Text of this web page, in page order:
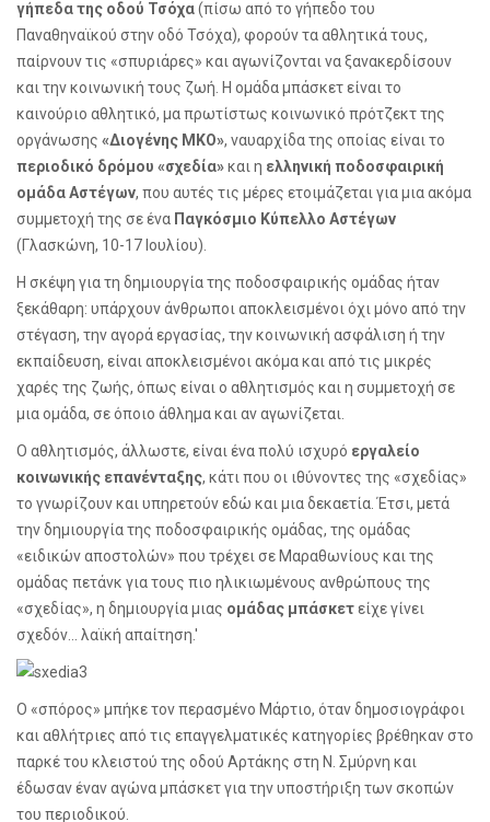
γήπεδα της οδού Τσόχα(πίσω από το γήπεδο του
Παναθηναϊκού στην οδό Τσόχα), φορούν τα αθλητικά τους,
παίρνουν τις «σπυριάρες» και αγωνίζονται να ξανακερδίσουν
και την κοινωνική τους ζωή. Η ομάδα μπάσκετ είναι το
καινούριο αθλητικό, μα πρωτίστως κοινωνικό πρότζεκτ της
οργάνωσης «Διογένης ΜΚΟ», ναυαρχίδα της οποίας είναι το
περιοδικό δρόμου «σχεδία»και η ελληνική ποδοσφαιρική
ομάδα Αστέγων, που αυτές τις μέρες ετοιμάζεται για μια ακόμα
συμμετοχή της σε ένα Παγκόσμιο Κύπελλο Αστέγων
(Γλασκώνη, 10-17 Ιουλίου).
Η σκέψη για τη δημιουργία της ποδοσφαιρικής ομάδας ήταν
ξεκάθαρη: υπάρχουν άνθρωποι αποκλεισμένοι όχι μόνο από την
στέγαση, την αγορά εργασίας, την κοινωνική ασφάλιση ή την
εκπαίδευση, είναι αποκλεισμένοι ακόμα και από τις μικρές
χαρές της ζωής, όπως είναι ο αθλητισμός και η συμμετοχή σε
μια ομάδα, σε όποιο άθλημα και αν αγωνίζεται.
Ο αθλητισμός, άλλωστε, είναι ένα πολύ ισχυρό εργαλείο
κοινωνικής επανένταξης, κάτι που οι ιθύνοντες της «σχεδίας»
το γνωρίζουν και υπηρετούν εδώ και μια δεκαετία. Έτσι, μετά
την δημιουργία της ποδοσφαιρικής ομάδας, της ομάδας
«ειδικών αποστολών» που τρέχει σε Μαραθωνίους και της
ομάδας πετάνκ για τους πιο ηλικιωμένους ανθρώπους της
«σχεδίας», η δημιουργία μιας ομάδας μπάσκετείχε γίνει
σχεδόν... λαϊκή απαίτηση.'
Ο «σπόρος» μπήκε τον περασμένο Μάρτιο, όταν δημοσιογράφοι
και αθλήτριες από τις επαγγελματικές κατηγορίες βρέθηκαν στο
παρκέ του κλειστού της οδού Αρτάκης στη Ν. Σμύρνη και
έδωσαν έναν αγώνα μπάσκετ για την υποστήριξη των σκοπών
του περιοδικού.